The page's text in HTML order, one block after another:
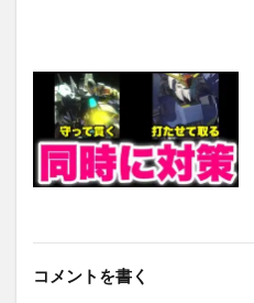
コメントを書く